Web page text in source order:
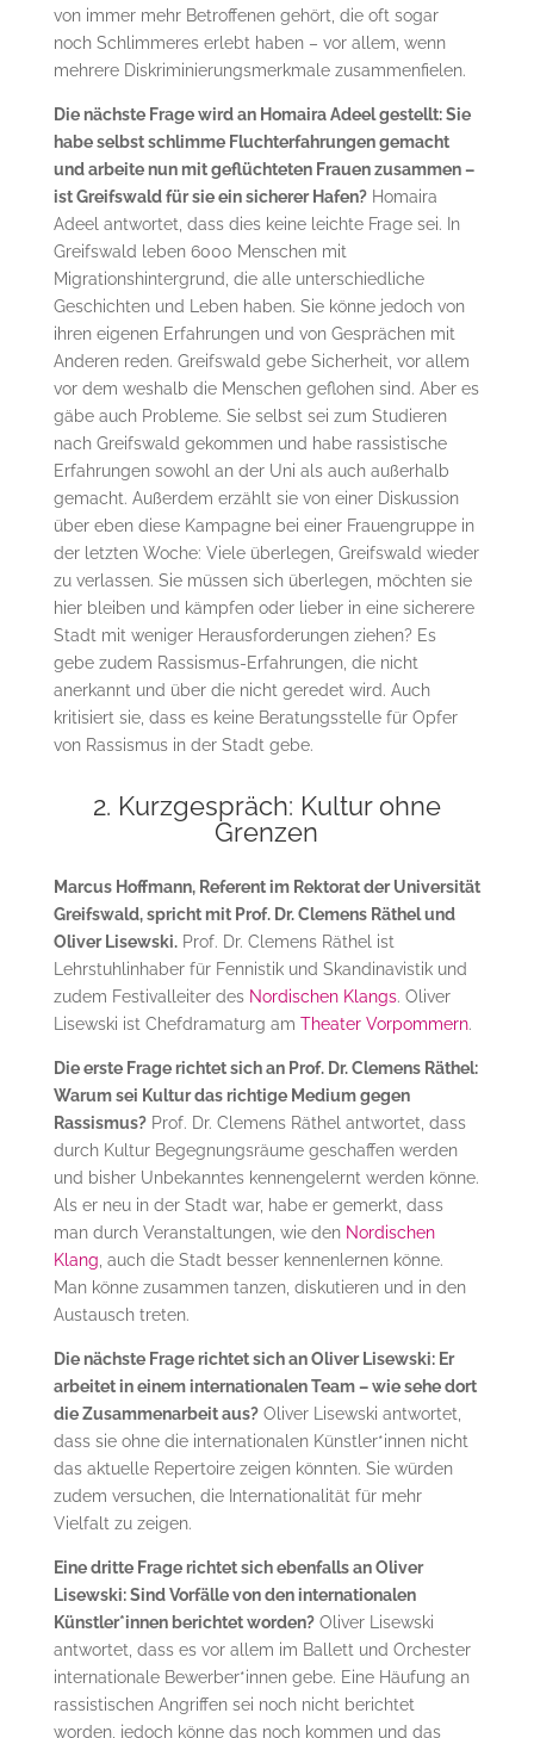
von immer mehr Betroffenen gehört, die oft sogar
noch Schlimmeres erlebt haben – vor allem, wenn
mehrere Diskriminierungsmerkmale zusammenfielen.
Die nächste Frage wird an Homaira Adeel gestellt: Sie
habe selbst schlimme Fluchterfahrungen gemacht
und arbeite nun mit geflüchteten Frauen zusammen –
ist Greifswald für sie ein sicherer Hafen?Homaira
Adeel antwortet, dass dies keine leichte Frage sei. In
Greifswald leben 6000 Menschen mit
Migrationshintergrund, die alle unterschiedliche
Geschichten und Leben haben. Sie könne jedoch von
ihren eigenen Erfahrungen und von Gesprächen mit
Anderen reden. Greifswald gebe Sicherheit, vor allem
vor dem weshalb die Menschen geflohen sind. Aber es
gäbe auch Probleme. Sie selbst sei zum Studieren
nach Greifswald gekommen und habe rassistische
Erfahrungen sowohl an der Uni als auch außerhalb
gemacht. Außerdem erzählt sie von einer Diskussion
über eben diese Kampagne bei einer Frauengruppe in
der letzten Woche: Viele überlegen, Greifswald wieder
zu verlassen. Sie müssen sich überlegen, möchten sie
hier bleiben und kämpfen oder lieber in eine sicherere
Stadt mit weniger Herausforderungen ziehen? Es
gebe zudem Rassismus-Erfahrungen, die nicht
anerkannt und über die nicht geredet wird. Auch
kritisiert sie, dass es keine Beratungsstelle für Opfer
von Rassismus in der Stadt gebe.
2. Kurzgespräch: Kultur ohne
Grenzen
Marcus Hoffmann, Referent im Rektorat der Universität
Greifswald, spricht mit Prof. Dr. Clemens Räthel und
Oliver Lisewski.Prof. Dr. Clemens Räthel ist
Lehrstuhlinhaber für Fennistik und Skandinavistik und
zudem Festivalleiter des Nordischen Klangs. Oliver
Lisewski ist Chefdramaturg am Theater Vorpommern.
Die erste Frage richtet sich an Prof. Dr. Clemens Räthel:
Warum sei Kultur das richtige Medium gegen
Rassismus?Prof. Dr. Clemens Räthel antwortet, dass
durch Kultur Begegnungsräume geschaffen werden
und bisher Unbekanntes kennengelernt werden könne.
Als er neu in der Stadt war, habe er gemerkt, dass
man durch Veranstaltungen, wie den Nordischen
Klang , auch die Stadt besser kennenlernen könne.
Man könne zusammen tanzen, diskutieren und in den
Austausch treten.
Die nächste Frage richtet sich an Oliver Lisewski: Er
arbeitet in einem internationalen Team – wie sehe dort
die Zusammenarbeit aus?Oliver Lisewski antwortet,
dass sie ohne die internationalen Künstler*innen nicht
das aktuelle Repertoire zeigen könnten. Sie würden
zudem versuchen, die Internationalität für mehr
Vielfalt zu zeigen.
Eine dritte Frage richtet sich ebenfalls an Oliver
Lisewski: Sind Vorfälle von den internationalen
Künstler*innen berichtet worden?Oliver Lisewski
antwortet, dass es vor allem im Ballett und Orchester
internationale Bewerber*innen gebe. Eine Häufung an
rassistischen Angriffen sei noch nicht berichtet
worden, jedoch könne das noch kommen und das